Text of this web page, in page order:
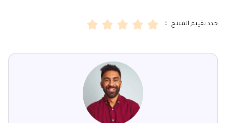
حدد تقييم المنتج ：